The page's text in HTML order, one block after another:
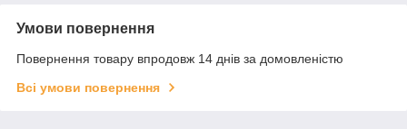
Умови повернення
Повернення товару впродовж 14 днів за домовленістю
Всі умови повернення